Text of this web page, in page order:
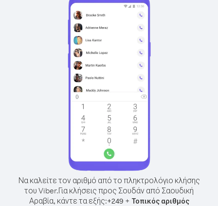
Να καλείτε τον αριθμό από το πληκτρολόγιο κλήσης
του Viber.Για κλήσεις προς Σουδάν από Σαουδική
Αραβία, κάντε τα εξής:+249 + Τοπικός αριθμός